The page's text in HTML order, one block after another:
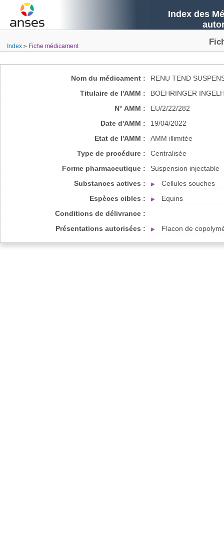
Index des
Index Fiche médicament
Nom du médicament :
RENU TEND
Titulaire de l'AMM :
BOEHRINGER
N° AMM :
EU/2/22/282
Date d'AMM :
19/04/2022
Etat de l'AMM :
AMM illimitée
Type de procédure :
Centralisée
Forme pharmaceutique :
Suspension injectable
Substances actives :
Cellules souches
Espèces cibles :
Equins
Conditions de délivrance :
Présentations autorisées :
Flacon de